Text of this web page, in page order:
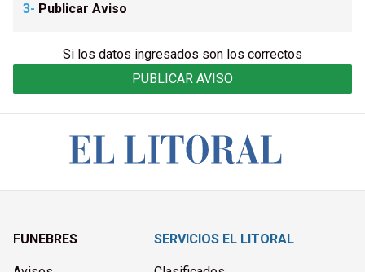
3- Publicar Aviso
Si los datos ingresados son los correctos
PUBLICAR AVISO
FUNEBRES SERVICIOS EL LITORAL